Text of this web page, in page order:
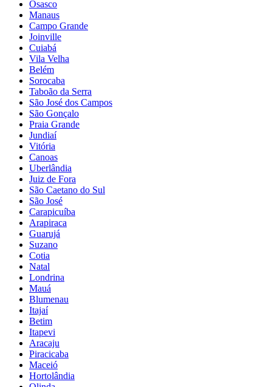
Osasco
Manaus
Campo Grande
Joinville
Cuiabá
Vila Velha
Belém
Sorocaba
Taboão da Serra
São José dos Campos
São Gonçalo
Praia Grande
Jundiaí
Vitória
Canoas
Uberlândia
Juiz de Fora
São Caetano do Sul
São José
Carapicuíba
Arapiraca
Guarujá
Suzano
Cotia
Natal
Londrina
Mauá
Blumenau
Itajaí
Betim
Itapevi
Aracaju
Piracicaba
Maceió
Hortolândia